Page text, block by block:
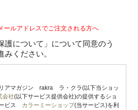
ールアドレスでご注文される方へ
護について」について同意のう
みください。
アマガジン rakra ラ・クラ(以下当ショッ
会社(以下サービス提供会社)の提供するショ
ビス カラーミーショップ(当サービス)を利